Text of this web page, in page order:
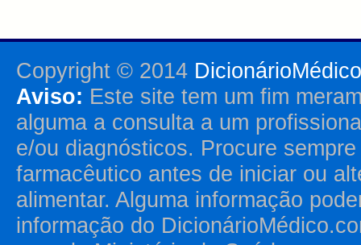
Copyright © 2014
Aviso: Este site tem um fim
alguma a consulta a um
e/ou diagnósticos. Procure
farmacêutico antes de iniciar ou
alimentar. Alguma informação
informação do